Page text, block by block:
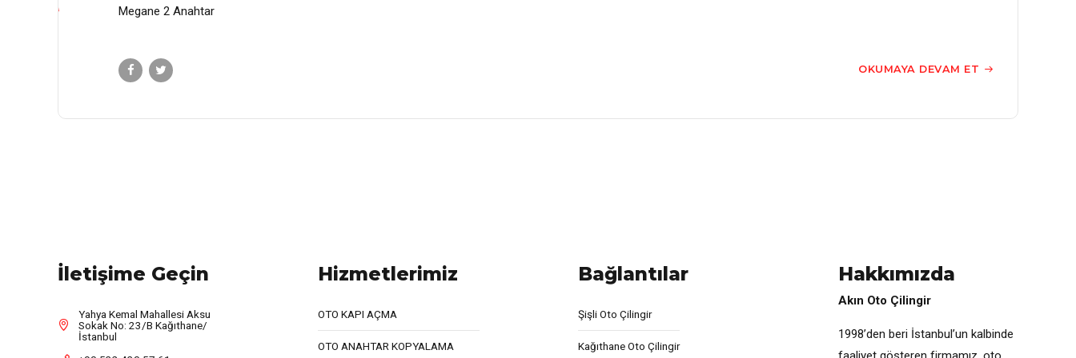
Megane 2 Anahtar
OKUMAYA DEVAM ET
İletişime Geçin
Yahya Kemal Mahallesi Aksu
Sokak No: 23/B Kağıthane/
İstanbul
Hizmetlerimiz
OTO KAPI AÇMA
OTO ANAHTAR KOPYALAMA
Bağlantılar
Şişli Oto Çilingir
Kağıthane Oto Çilingir
Hakkımızda
Akın Oto Çilingir
1998’den beri İstanbul’un kalbinde